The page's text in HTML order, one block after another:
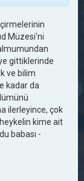
Müzesi'ni
gittiklerinde
ve bilim
kadar da
ilerleyince, çok
heykelin kime ait
babası -